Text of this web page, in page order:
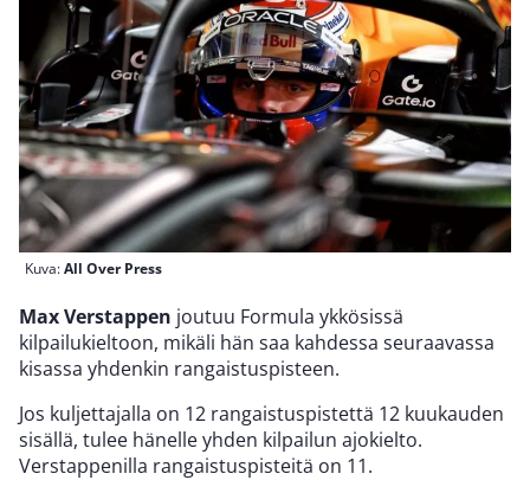
Kuva:All Over Press
Max Verstappen joutuu Formula ykkösissä
kilpailukieltoon, mikäli hän saa kahdessa seuraavassa
kisassa yhdenkin rangaistuspisteen.
Jos kuljettajalla on 12 rangaistuspistettä 12 kuukauden
sisällä, tulee hänelle yhden kilpailun ajokielto.
Verstappenilla rangaistuspisteitä on 11.